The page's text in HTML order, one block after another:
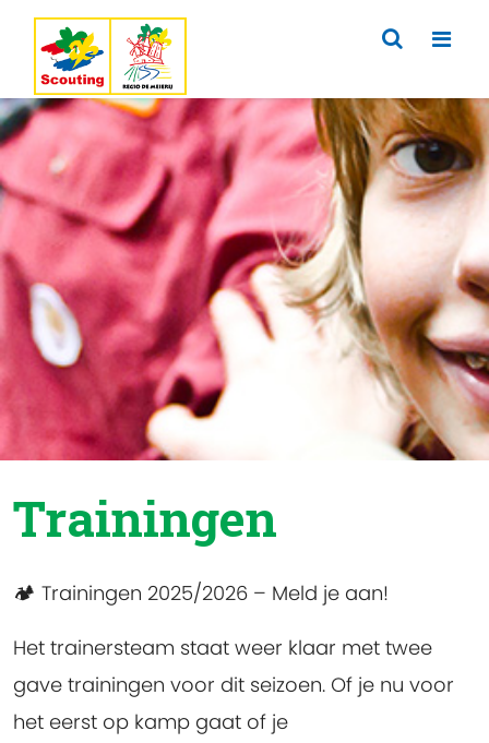
Trainingen
🏕️ Trainingen 2025/2026 – Meld je aan!
Het trainersteam staat weer klaar met twee
gave trainingen voor dit seizoen. Of je nu voor
het eerst op kamp gaat of je